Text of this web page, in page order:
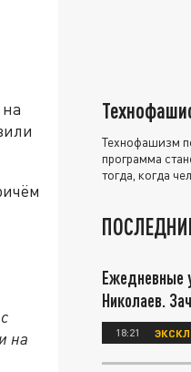
на
Технофашизм
программа
тогда, когда
Ежедневные
Николаев.
18:21